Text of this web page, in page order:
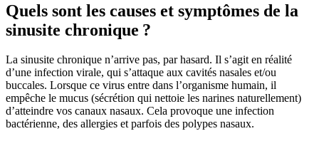
Quels sont les causes et symptômes de la
sinusite chronique ?
La sinusite chronique n’arrive pas, par hasard. Il s’agit en réalité
d’une infection virale, qui s’attaque aux cavités nasales et/ou
buccales. Lorsque ce virus entre dans l’organisme humain, il
empêche le mucus (sécrétion qui nettoie les narines naturellement)
d’atteindre vos canaux nasaux. Cela provoque une infection
bactérienne, des allergies et parfois des polypes nasaux.